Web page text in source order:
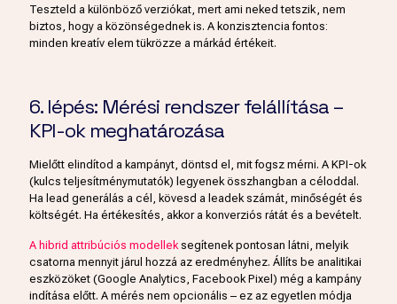
Teszteld a különböző verziókat, mert ami neked tetszik, nem
biztos, hogy a közönségednek is. A konzisztencia fontos:
minden kreatív elem tükrözze a márkád értékeit.
6. lépés: Mérési rendszer felállítása –
KPI-ok meghatározása
Mielőtt elindítod a kampányt, döntsd el, mit fogsz mérni. A KPI-ok
(kulcs teljesítménymutatók) legyenek összhangban a céloddal.
Ha lead generálás a cél, kövesd a leadek számát, minőségét és
költségét. Ha értékesítés, akkor a konverziós rátát és a bevételt.
A hibrid attribúciós modellek segítenek pontosan látni, melyik
csatorna mennyit járul hozzá az eredményhez. Állíts be analitikai
eszközöket (Google Analytics, Facebook Pixel) még a kampány
indítása előtt. A mérés nem opcionális – ez az egyetlen módja